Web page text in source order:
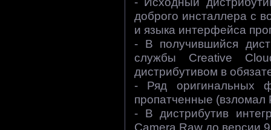
доброго инсталлера с
и языка интерфейса
- В получившийся
службы Creative
дистрибутивом в
- Ряд оригинальных
пропатченные (взломал
- В дистрибутив
Camera Raw до версии